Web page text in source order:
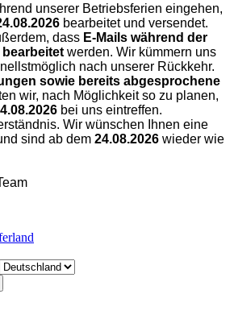
unserer Betriebsferien eingehen,
bearbeitet und versendet.
dass E-Mails während der
werden. Wir kümmern uns
nach unserer Rückkehr.
sowie bereits abgesprochene
wir, nach Möglichkeit so zu planen,
bei uns eintreffen.
Wir wünschen Ihnen eine
sind ab dem 24.08.2026 wieder wie